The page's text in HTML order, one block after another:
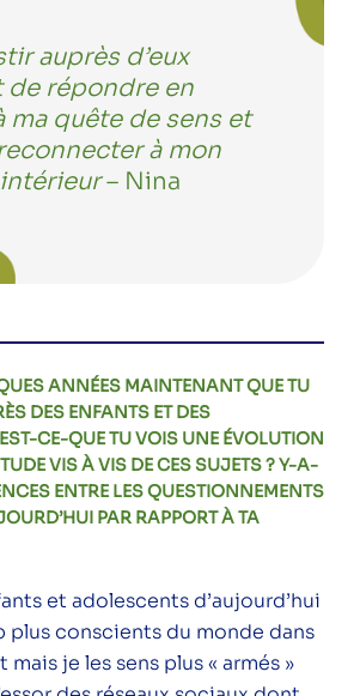
auprès d’eux
de répondre en
ma quête de sens et
à mon
– Nina
ANNÉES MAINTENANT QUE TU
DES ENFANTS ET DES
CE-QUE TU VOIS UNE ÉVOLUTION
VIS À VIS DE CES SUJETS ? Y-A-
ENTRE LES QUESTIONNEMENTS
PAR RAPPORT À TA
et adolescents d’aujourd’hui
plus conscients du monde dans
je les sens plus « armés »